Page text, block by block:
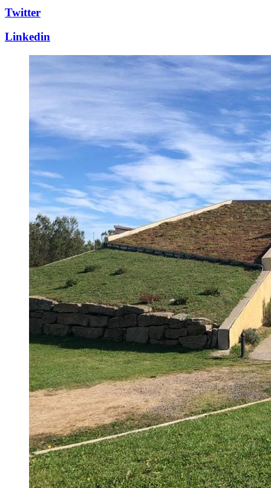
Twitter
Linkedin